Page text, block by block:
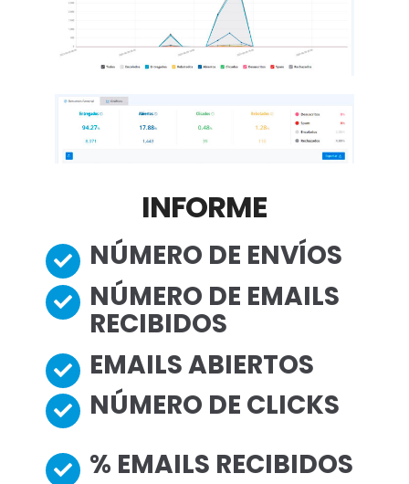
INFORME
NÚMERO DE ENVÍOS
NÚMERO DE EMAILS
RECIBIDOS
EMAILS ABIERTOS
NÚMERO DE CLICKS
% EMAILS RECIBIDOS